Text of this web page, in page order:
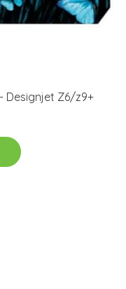
Designjet Z6/z9+